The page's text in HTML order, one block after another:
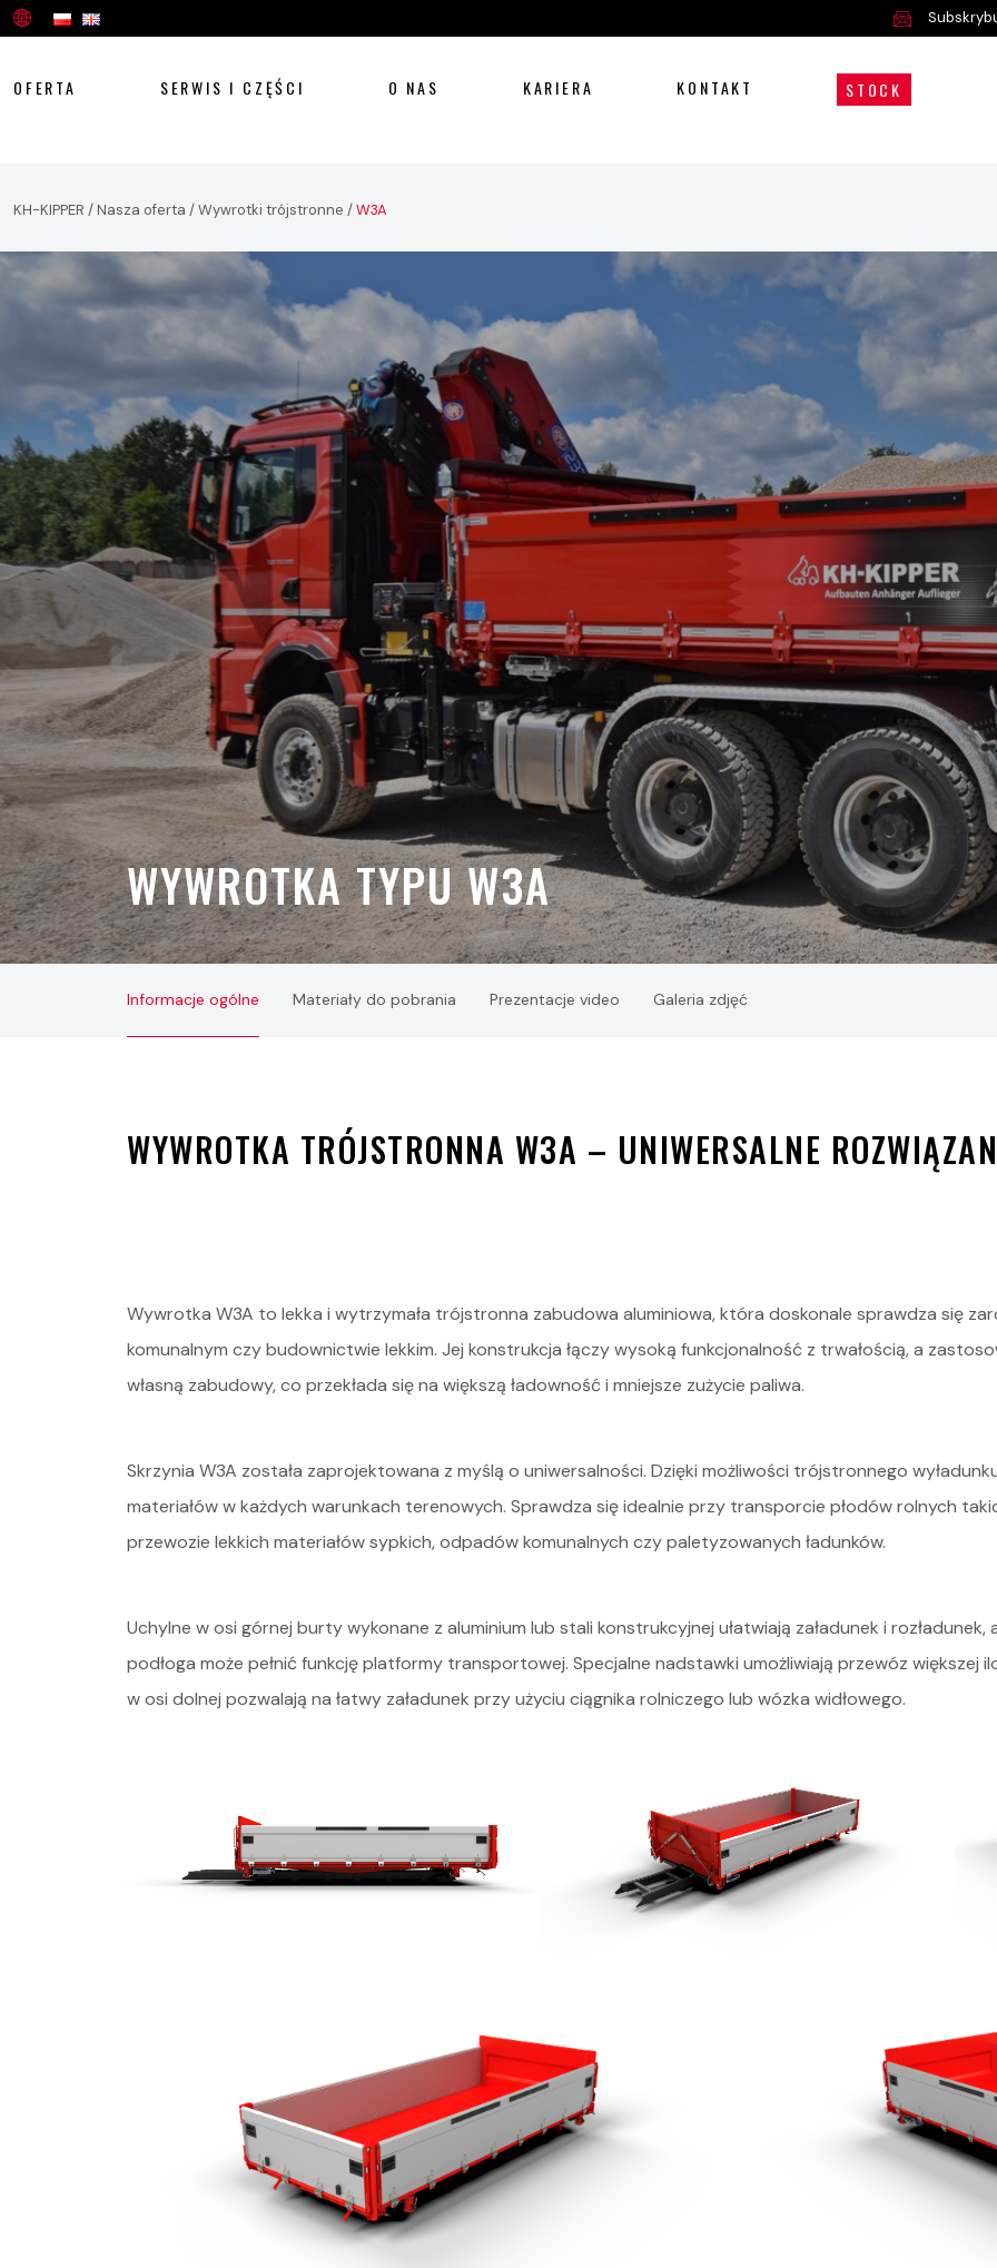
OFERTA SERWIS I CZĘŚCI O NAS KARIERA KONTAKT STOCK
Oferta
Serwis i części
O nas
Kariera
Kontakt
KH-KIPPER /Nasza oferta /Wywrotki trójstronne /W3A
WYWROTKA TYPU W3A
Informacje ogólne Materiały do pobrania Prezentacje video Galeria zdjęć
WYWROTKA TRÓJSTRONNA W3A – UNIWERSALNE
Wywrotka W3A to lekka i wytrzymała trójstronna zabudowa aluminiowa, która doskonale sprawdza się
komunalnym czy budownictwie lekkim. Jej konstrukcja łączy wysoką funkcjonalność z trwałością, a
własną zabudowy, co przekłada się na większą ładowność i mniejsze zużycie paliwa.
Skrzynia W3A została zaprojektowana z myślą o uniwersalności. Dzięki możliwości trójstronnego
materiałów w każdych warunkach terenowych. Sprawdza się idealnie przy transporcie płodów rolnych
przewozie lekkich materiałów sypkich, odpadów komunalnych czy paletyzowanych ładunków.
Uchylne w osi górnej burty wykonane z aluminium lub stali konstrukcyjnej ułatwiają załadunek i
podłoga może pełnić funkcję platformy transportowej. Specjalne nadstawki umożliwiają przewóz większej
w osi dolnej pozwalają na łatwy załadunek przy użyciu ciągnika rolniczego lub wózka widłowego.